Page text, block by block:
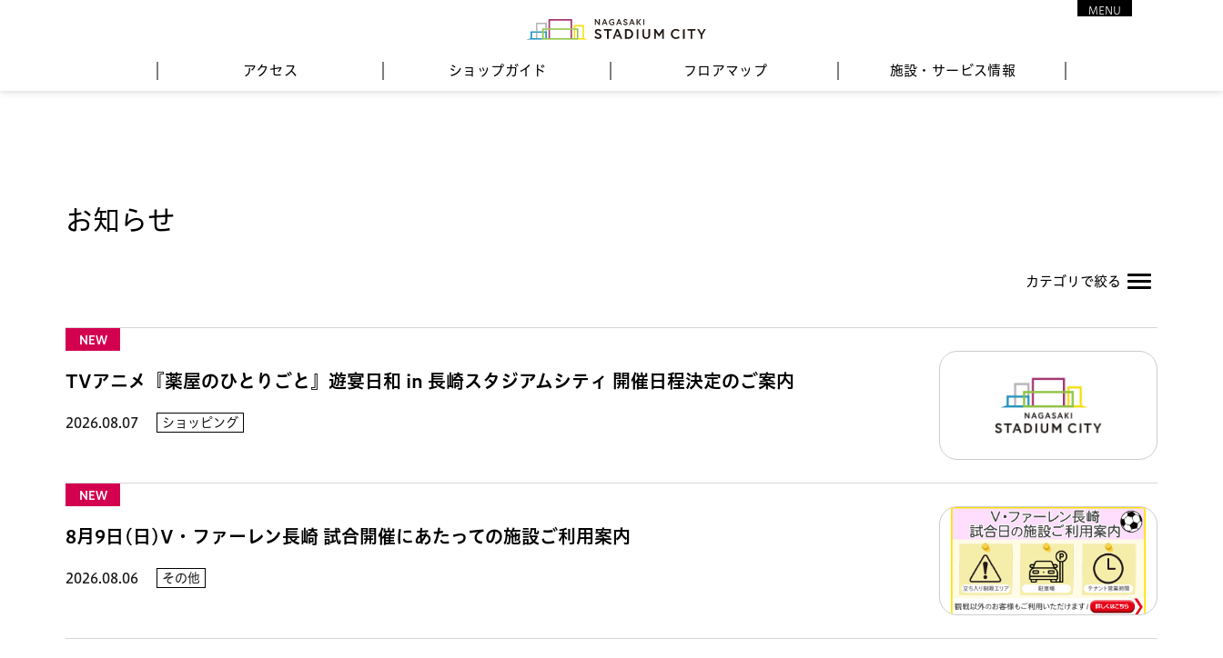
アクセス ショップガイド フロアマップ 施設・サービス情報
MENU
お知らせ
カテゴリで絞る
NEW
TVアニメ『薬屋のひとりごと』遊宴日和 in 長崎スタジアムシティ 開催日程決定のご案内
2026.08.07 ショッピング
NEW
8月9日(日)V・ファーレン長崎 試合開催にあたっての施設ご利用案内
2026.08.06 その他